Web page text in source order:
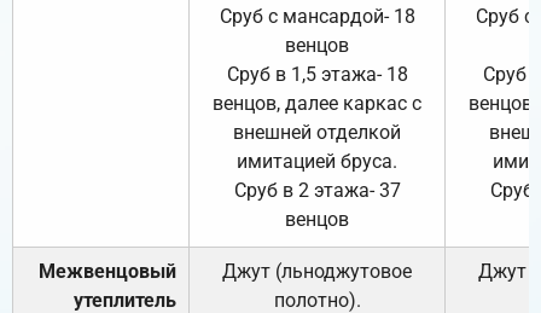
Сруб с мансардой- 18
венцов
Сруб в 1,5 этажа- 18
венцов, далее каркас с
внешней отделкой
имитацией бруса.
Сруб в 2 этажа- 37
венцов
Сруб с
Сруб
Сруб
Межвенцовый
утеплитель
Джут (льноджутовое
полотно).
Джут